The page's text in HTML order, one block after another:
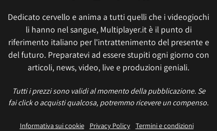
Dedicato cervello e anima a tutti quelli che i videogiochi
li hanno nel sangue, Multiplayer.it è il punto di
riferimento italiano per l'intrattenimento del presente e
del futuro. Preparatevi ad essere stupiti ogni giorno con
articoli, news, video, live e produzioni geniali.
Tutti i prezzi sono validi al momento della pubblicazione. Se
fai click o acquisti qualcosa, potremmo ricevere un compenso.
Informativa sui cookie Privacy Policy Termini e condizioni